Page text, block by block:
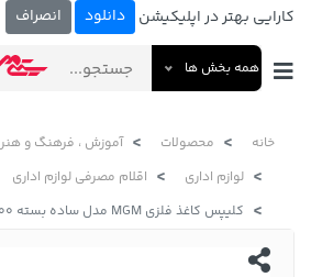
کارایی بهتر در اپلیکیشن دانلود انصراف
همه بخش ها
خانه محصولات آموزش ، فرهنگ و هنر
لوازم اداری
اقلام مصرفی لوازم اداری
کلیپس کاغذ فلزی MGM مدل ساده بسته 100 عددی